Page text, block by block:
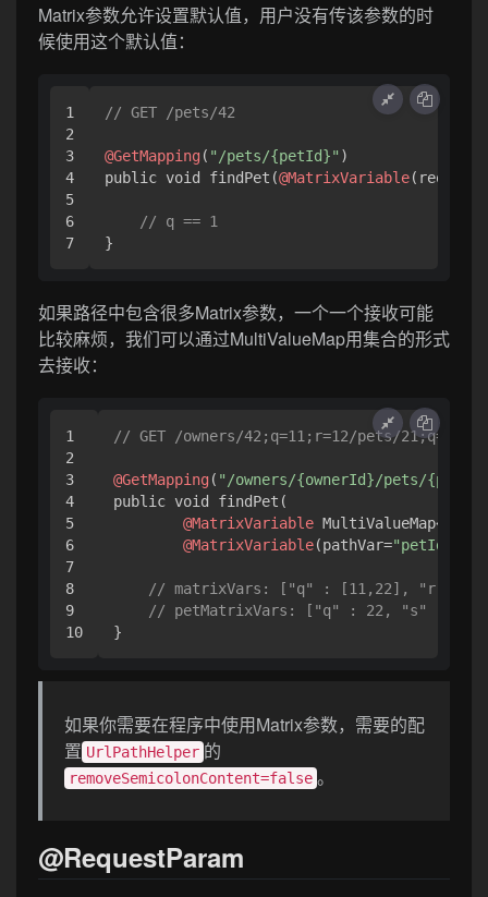
Matrix参数允许设置默认值，用户没有传该参数的时
候使用这个默认值：
1
2
3
4
5
6
// GET /pets/42
@GetMapping( "/pets/{petId}" )
public void findPet(@MatrixVariable
// q == 1
}
如果路径中包含很多Matrix参数，一个一个接收可能
比较麻烦，我们可以通过MultiValueMap用集合的形式
去接收：
1
2
3
4
5
6
7
8
9
// GET /owners/42;q=11;r=12/pets/
@GetMapping( "/owners/{ownerId}/pets/
public void findPet(
@MatrixVariable
@MatrixVariable(pathVar="petId"
// matrixVars: ["q" : [11,22], "r" :
// petMatrixVars: ["q" : 22, "s" : 23]
}
如果你需要在程序中使用Matrix参数，需要的配
置 UrlPathHelper 的
removeSemicolonContent=false 。
@RequestParam